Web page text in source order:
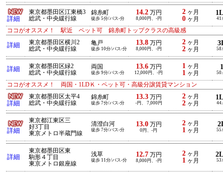
詳細
東京都墨田区江東橋3
総武・中央緩行線
錦糸町
徒歩 5分/バス-分
14.2万円
8,000円、-円
2ヶ月
0ヶ月
ココがオススメ！ 駅近 ペット可 錦糸町トップクラスの高級感
詳細
東京都墨田区横川2
総武・中央緩行線
亀戸
徒歩 10分/バス-分
13.8万円
8,000円、-円
2ヶ月
2ヶ月
詳細
東京都墨田区緑2
総武・中央緩行線
両国
徒歩 9分/バス-分
13.6万円
12,000円、-円
1 ヶ月
1 ヶ月
ココがオススメ！ 両国・1LDＫ・ペット可・高級分譲賃貸マンション
詳細
東京都墨田区太平4
総武・中央緩行線
錦糸町
徒歩 7分/バス-分
13.3万円
-円、 7,000円
2ヶ月
2ヶ月
詳細
東京都江東区三
好3丁目
東京メトロ半蔵門線
清澄白河
徒歩 7分/バス-分
13.0万円
0円、-円
2ヶ月
1 ヶ月
詳細
東京都墨田区東
駒形４丁目
東京メトロ銀座線
浅草
徒歩 11分/バス-分
12.7万円
8,000円、-円
2ヶ月
1 ヶ月